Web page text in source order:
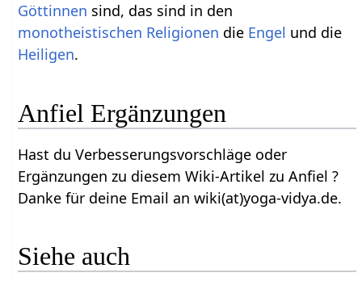
Göttinnen sind, das sind in den
monotheistischen Religionen die Engel und die
Heiligen.
Anfiel Ergänzungen
Hast du Verbesserungsvorschläge oder
Ergänzungen zu diesem Wiki-Artikel zu Anfiel ?
Danke für deine Email an wiki(at)yoga-vidya.de.
Siehe auch